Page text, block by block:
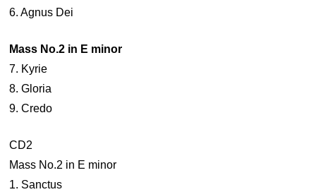
6. Agnus Dei
Mass No.2 in E minor
7. Kyrie
8. Gloria
9. Credo
CD2
Mass No.2 in E minor
1. Sanctus